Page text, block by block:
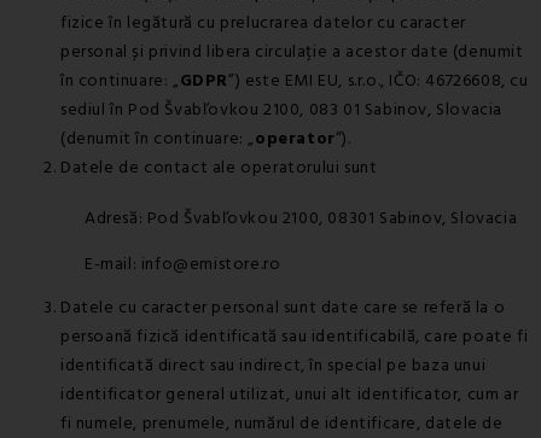
fizice în legătură cu prelucrarea datelor cu caracter
personal și privind libera circulație a acestor date (denumit
în continuare: „GDPR”) este EMI EU, s.r.o., IČO: 46726608, cu
sediul în Pod Švabľovkou 2100, 083 01 Sabinov, Slovacia
(denumit în continuare: „operator“).
Datele de contact ale operatorului sunt
Adresă: Pod Švabľovkou 2100, 08301 Sabinov, Slovacia
E-mail: info@emistore.ro
Datele cu caracter personal sunt date care se referă la o
persoană fizică identificată sau identificabilă, care poate fi
identificată direct sau indirect, în special pe baza unui
identificator general utilizat, unui alt identificator, cum ar
fi numele, prenumele, numărul de identificare, datele de